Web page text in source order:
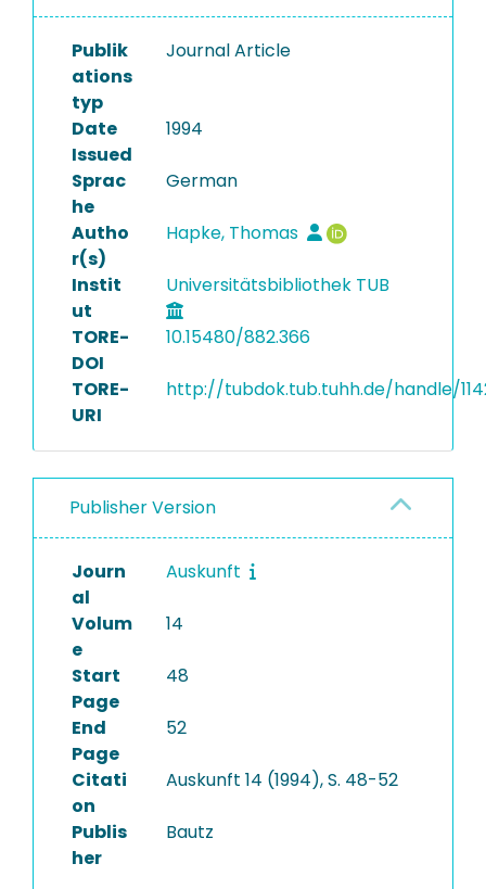
Publik
ations
typ
Journal Article
Date
Issued
1994
Sprac
he
German
Autho
r(s)
Hapke, Thomas
Instit
ut
Universitätsbibliothek TUB
TORE-
DOI
10.15480/882.366
TORE-
URI
http://tubdok.tub.tuhh.de/handle/
Publisher Version
Journ
al
Auskunft
Volum
e
14
Start
Page
48
End
Page
52
Citati
on
Auskunft 14 (1994), S. 48-52
Publis
her
Bautz